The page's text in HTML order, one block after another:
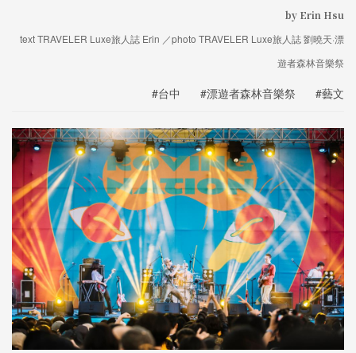
by Erin Hsu
text TRAVELER Luxe旅人誌 Erin ／photo TRAVELER Luxe旅人誌 劉曉天·漂
遊者森林音樂祭
#台中 #漂遊者森林音樂祭 #藝文